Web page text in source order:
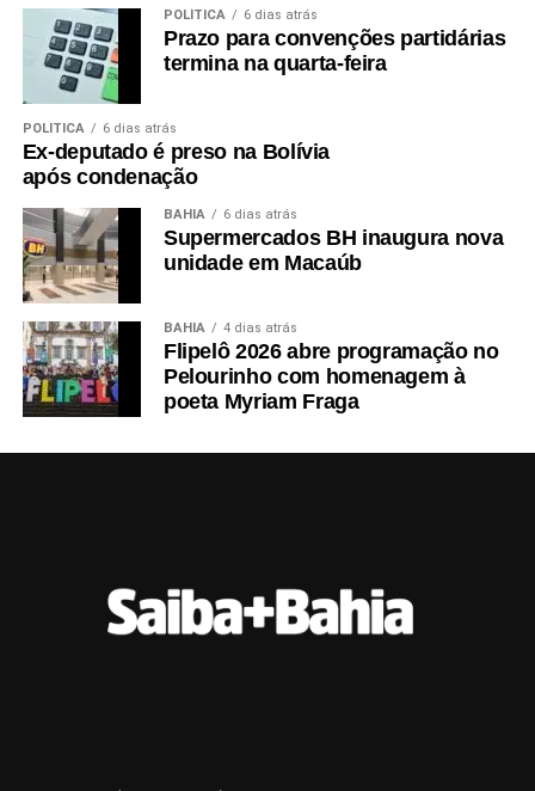
POLÍTICA 6 dias atrás
Prazo para convenções partidárias
termina na quarta-feira
POLÍTICA 6 dias atrás
Ex-deputado é preso na Bolívia
após condenação
BAHIA 6 dias atrás
Supermercados BH inaugura nova
unidade em Macaúb
BAHIA 4 dias atrás
Flipelô 2026 abre programação no
Pelourinho com homenagem à
poeta Myriam Fraga